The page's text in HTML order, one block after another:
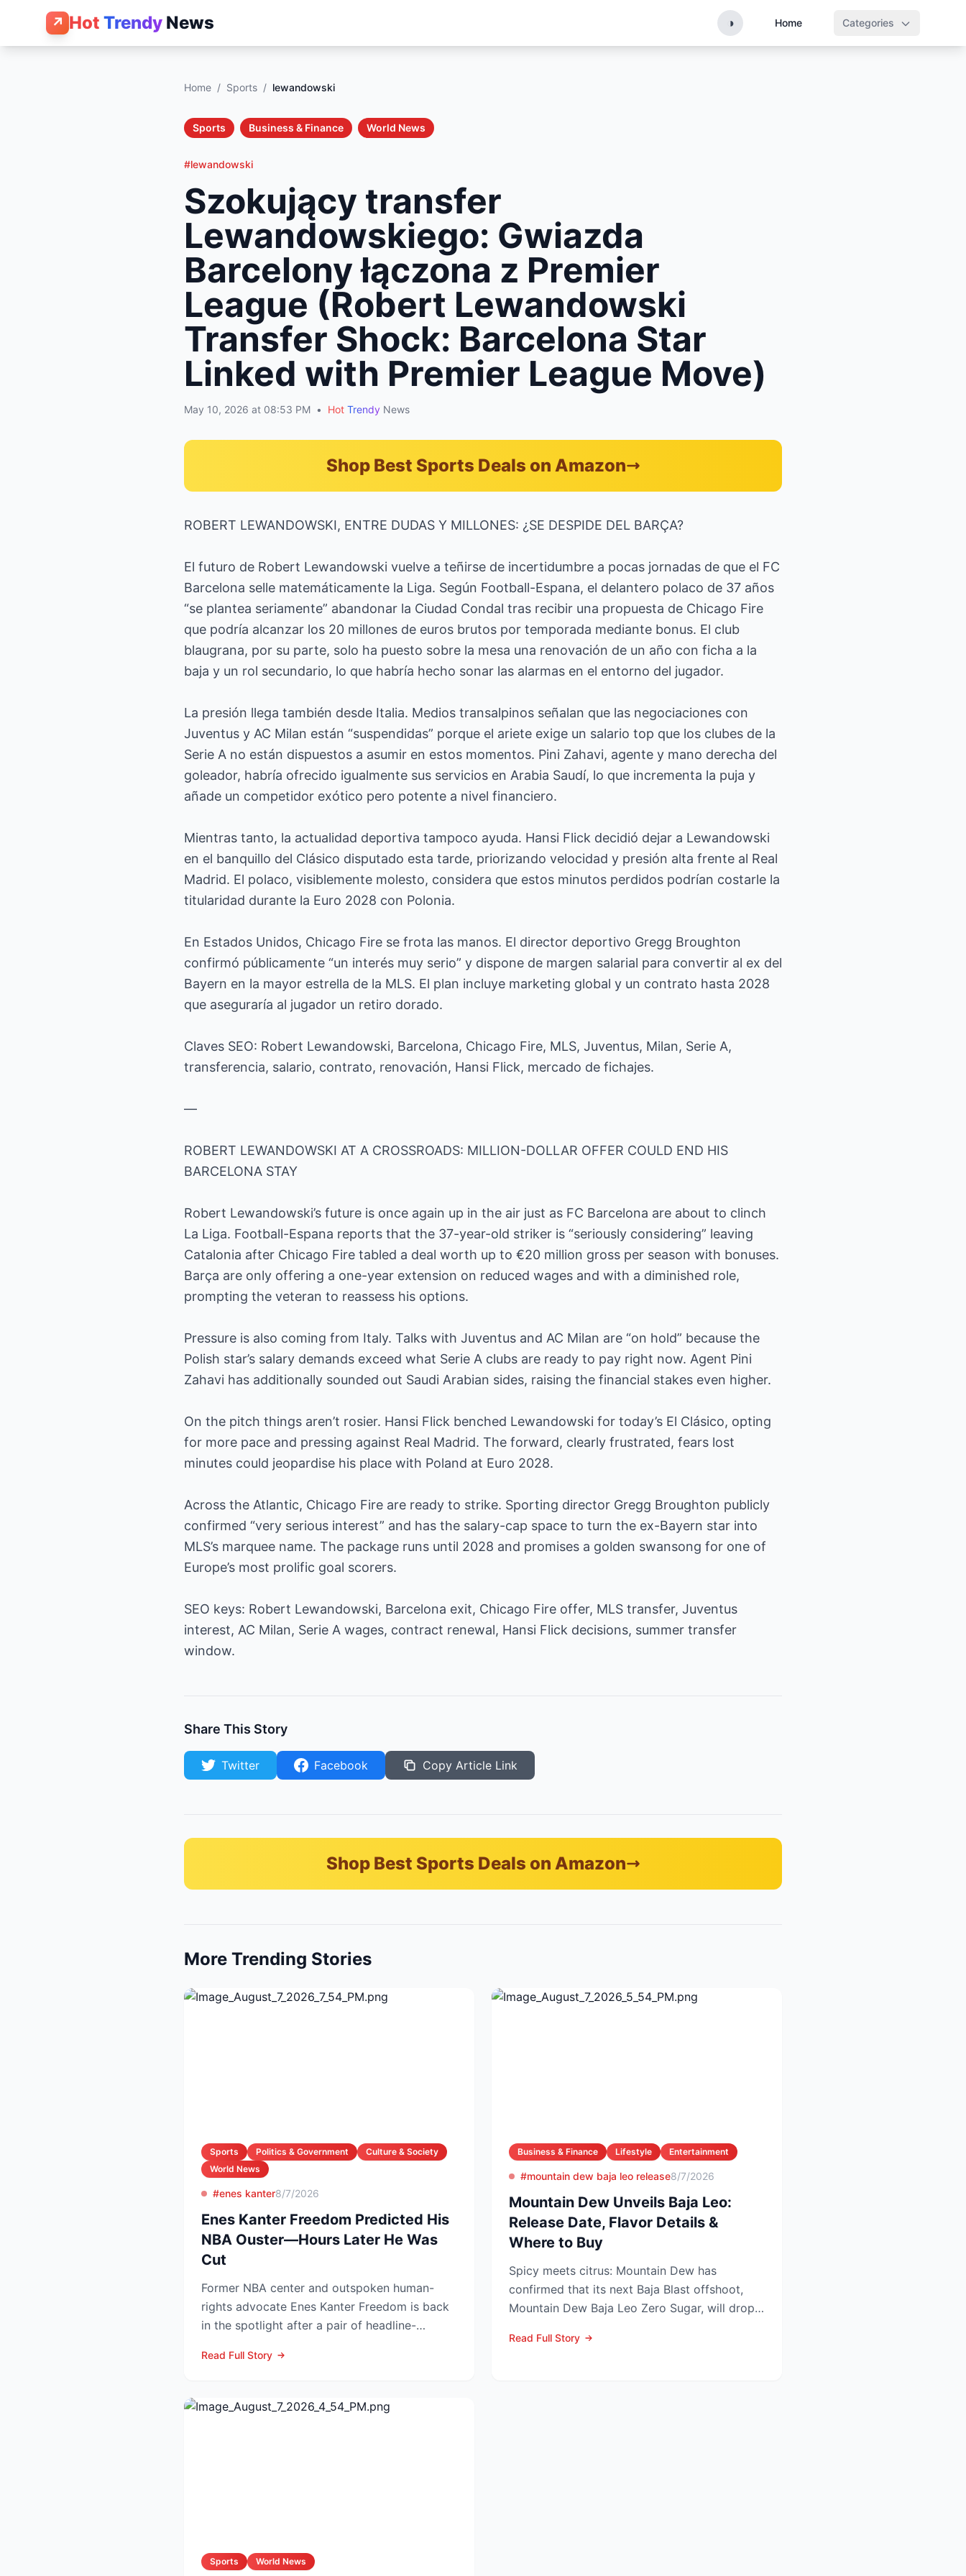
↗ Hot Trendy News ◑ Home Categories
Home / Sports / lewandowski
Sports Business & Finance World News
#lewandowski
Szokujący transfer
Lewandowskiego: Gwiazda
Barcelony łączona z Premier
League (Robert Lewandowski
Transfer Shock: Barcelona Star
Linked with Premier League Move)
May 10, 2026 at 08:53 PM • Hot Trendy News
Shop Best Sports Deals on Amazon
ROBERT LEWANDOWSKI, ENTRE DUDAS Y MILLONES: ¿SE DESPIDE DEL BARÇA?
El futuro de Robert Lewandowski vuelve a teñirse de incertidumbre a pocas jornadas de que el FC
Barcelona selle matemáticamente la Liga. Según Football-Espana, el delantero polaco de 37 años
“se plantea seriamente” abandonar la Ciudad Condal tras recibir una propuesta de Chicago Fire
que podría alcanzar los 20 millones de euros brutos por temporada mediante bonus. El club
blaugrana, por su parte, solo ha puesto sobre la mesa una renovación de un año con ficha a la
baja y un rol secundario, lo que habría hecho sonar las alarmas en el entorno del jugador.
La presión llega también desde Italia. Medios transalpinos señalan que las negociaciones con
Juventus y AC Milan están “suspendidas” porque el ariete exige un salario top que los clubes de la
Serie A no están dispuestos a asumir en estos momentos. Pini Zahavi, agente y mano derecha del
goleador, habría ofrecido igualmente sus servicios en Arabia Saudí, lo que incrementa la puja y
añade un competidor exótico pero potente a nivel financiero.
Mientras tanto, la actualidad deportiva tampoco ayuda. Hansi Flick decidió dejar a Lewandowski
en el banquillo del Clásico disputado esta tarde, priorizando velocidad y presión alta frente al Real
Madrid. El polaco, visiblemente molesto, considera que estos minutos perdidos podrían costarle la
titularidad durante la Euro 2028 con Polonia.
En Estados Unidos, Chicago Fire se frota las manos. El director deportivo Gregg Broughton
confirmó públicamente “un interés muy serio” y dispone de margen salarial para convertir al ex del
Bayern en la mayor estrella de la MLS. El plan incluye marketing global y un contrato hasta 2028
que aseguraría al jugador un retiro dorado.
Claves SEO: Robert Lewandowski, Barcelona, Chicago Fire, MLS, Juventus, Milan, Serie A,
transferencia, salario, contrato, renovación, Hansi Flick, mercado de fichajes.
—
ROBERT LEWANDOWSKI AT A CROSSROADS: MILLION-DOLLAR OFFER COULD END HIS
BARCELONA STAY
Robert Lewandowski’s future is once again up in the air just as FC Barcelona are about to clinch
La Liga. Football-Espana reports that the 37-year-old striker is “seriously considering” leaving
Catalonia after Chicago Fire tabled a deal worth up to €20 million gross per season with bonuses.
Barça are only offering a one-year extension on reduced wages and with a diminished role,
prompting the veteran to reassess his options.
Pressure is also coming from Italy. Talks with Juventus and AC Milan are “on hold” because the
Polish star’s salary demands exceed what Serie A clubs are ready to pay right now. Agent Pini
Zahavi has additionally sounded out Saudi Arabian sides, raising the financial stakes even higher.
On the pitch things aren’t rosier. Hansi Flick benched Lewandowski for today’s El Clásico, opting
for more pace and pressing against Real Madrid. The forward, clearly frustrated, fears lost
minutes could jeopardise his place with Poland at Euro 2028.
Across the Atlantic, Chicago Fire are ready to strike. Sporting director Gregg Broughton publicly
confirmed “very serious interest” and has the salary-cap space to turn the ex-Bayern star into
MLS’s marquee name. The package runs until 2028 and promises a golden swansong for one of
Europe’s most prolific goal scorers.
SEO keys: Robert Lewandowski, Barcelona exit, Chicago Fire offer, MLS transfer, Juventus
interest, AC Milan, Serie A wages, contract renewal, Hansi Flick decisions, summer transfer
window.
Share This Story
Twitter Facebook Copy Article Link
Shop Best Sports Deals on Amazon
More Trending Stories
Sports Politics & Government
Culture & Society
World News
#enes kanter8/7/2026
Enes Kanter Freedom Predicted His
NBA Ouster—Hours Later He Was
Cut
Former NBA center and outspoken human-
rights advocate Enes Kanter Freedom is back
in the spotlight after a pair of headline-
Read Full Story
Business & Finance Lifestyle Entertainment
#mountain dew baja leo release8/7/2026
Mountain Dew Unveils Baja Leo:
Release Date, Flavor Details &
Where to Buy
Spicy meets citrus: Mountain Dew has
confirmed that its next Baja Blast offshoot,
Mountain Dew Baja Leo Zero Sugar, will drop
Read Full Story
Sports World News